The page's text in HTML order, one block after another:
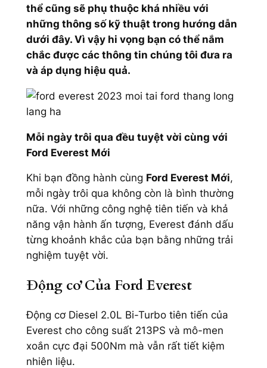
thể cũng sẽ phụ thuộc khá nhiều với
những thông số kỹ thuật trong hướng dẫn
dưới đây. Vì vậy hi vọng bạn có thể nắm
chắc được các thông tin chúng tôi đưa ra
và áp dụng hiệu quả.
Mỗi ngày trôi qua đều tuyệt vời cùng với
Ford Everest Mới
Khi bạn đồng hành cùng Ford Everest Mới,
mỗi ngày trôi qua không còn là bình thường
nữa. Với những công nghệ tiên tiến và khả
năng vận hành ấn tượng, Everest đánh dấu
từng khoảnh khắc của bạn bằng những trải
nghiệm tuyệt vời.
Động cơ Của Ford Everest
Động cơ Diesel 2.0L Bi-Turbo tiên tiến của
Everest cho công suất 213PS và mô-men
xoắn cực đại 500Nm mà vẫn rất tiết kiệm
nhiên liệu.